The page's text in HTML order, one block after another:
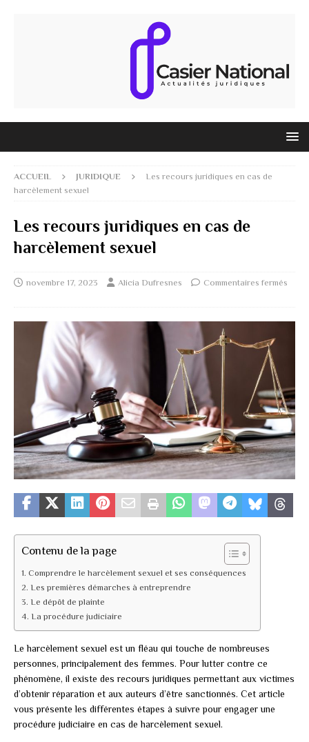
ACCUEIL JURIDIQUE
Les recours juridiques en cas de
harcèlement sexuel
Les recours juridiques en cas de
harcèlement sexuel
novembre 17, 2023 Alicia Dufresnes Commentaires fermés
Contenu de la page
Comprendre le harcèlement sexuel et ses conséquences
Les premières démarches à entreprendre
Le dépôt de plainte
La procédure judiciaire
Le harcèlement sexuel est un fléau qui touche de nombreuses
personnes, principalement des femmes. Pour lutter contre ce
phénomène, il existe des recours juridiques permettant aux victimes
d’obtenir réparation et aux auteurs d’être sanctionnés. Cet article
vous présente les différentes étapes à suivre pour engager une
procédure judiciaire en cas de harcèlement sexuel.